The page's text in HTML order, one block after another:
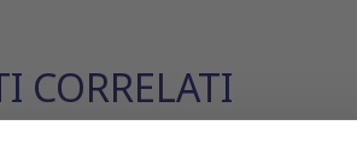
CORRELATI